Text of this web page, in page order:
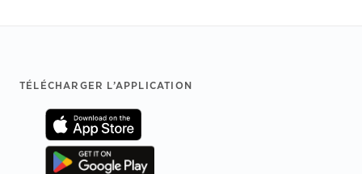
Footer
TÉLÉCHARGER L’APPLICATION